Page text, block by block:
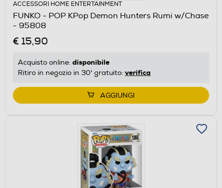
ACCESSORI HOME ENTERTAINMENT
FUNKO - POP KPop Demon Hunters Rumi w/Chase
- 95808
€ 15,90
Acquisto online: disponibile
Ritiro in negozio in 30' gratuito: verifica
AGGIUNGI